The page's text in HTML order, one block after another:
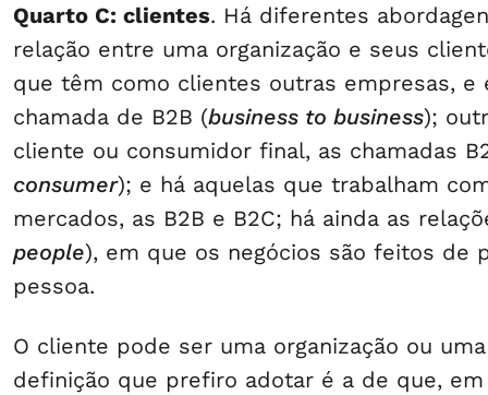
Quarto C: clientes. Há diferentes
relação entre uma organização e seus
que têm como clientes outras empresas, e
chamada de B2B (business to business);
cliente ou consumidor final, as chamadas
consumer); e há aquelas que trabalham
mercados, as B2B e B2C; há ainda as
people), em que os negócios são feitos de
pessoa.
O cliente pode ser uma organização ou
definição que prefiro adotar é a de que,